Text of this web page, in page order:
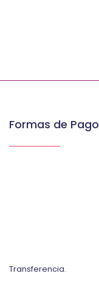
Formas de Pago
Transferencia.